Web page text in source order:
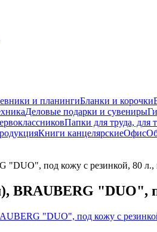
и планингиБланки и корочки
Деловые подарки и сувениры
Папки для труда, для
Книги канцелярскиеОфис
под кожу с резинкой, 80 л.,
BRAUBERG "DUO",